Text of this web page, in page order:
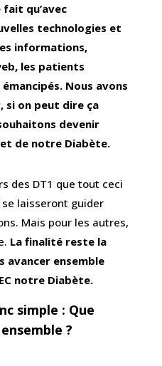
qu’avec
technologies et
informations,
les patients
Nous avons
si on peut dire ça
devenir
de notre Diabète.
des DT1 que tout ceci
laisseront guider
Mais pour les autres,
La finalité reste la
avancer ensemble
notre Diabète.
simple : Que
?